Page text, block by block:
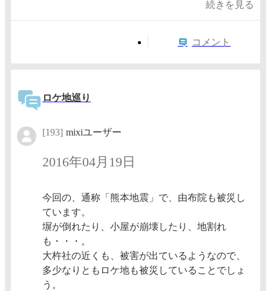
続きを見る
コメント
ロケ地巡り
[193] mixiユーザー
2016年04月19日
今回の、通称「熊本地震」で、由布院も被災し
ています。
塀が倒れたり、小屋が崩壊したり、地割れ
も・・・。
大杵社の近くも、被害が出ているようなので、
多少なりともロケ地も被災していることでしょ
う。